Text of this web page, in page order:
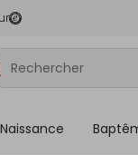
Naissance